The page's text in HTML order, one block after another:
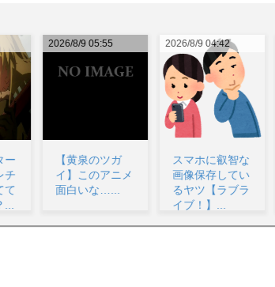
ツガ
アニメ
…...
2026/8/9 04:42
スマホに叡智な
画像保存してい
るヤツ【ラブラ
2026/8/9 04:01
【議論】佐倉綾
音(32)、悠木碧
（34）、早見沙
織（35）←...